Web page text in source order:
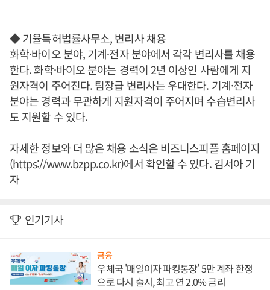
◆ 기율특허법률사무소, 변리사 채용
화학·바이오 분야, 기계·전자 분야에서 각각 변리사를 채용
한다. 화학·바이오 분야는 경력이 2년 이상인 사람에게 지
원자격이 주어진다. 팀장급 변리사는 우대한다. 기계·전자
분야는 경력과 무관하게 지원자격이 주어지며 수습변리사
도 지원할 수 있다.
자세한 정보와 더 많은 채용 소식은 비즈니스피플 홈페이지
(https://www.bzpp.co.kr)에서 확인할 수 있다. 김서아 기
자
인기기사
금융
우체국 '매일이자 파킹통장' 5만 계좌 한정
으로 다시 출시, 최고 연 2.0% 금리